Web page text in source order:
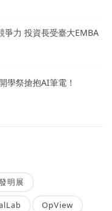
爭力 投資長受臺大EMBA
學祭搶抱AI筆電！
明展
OpView